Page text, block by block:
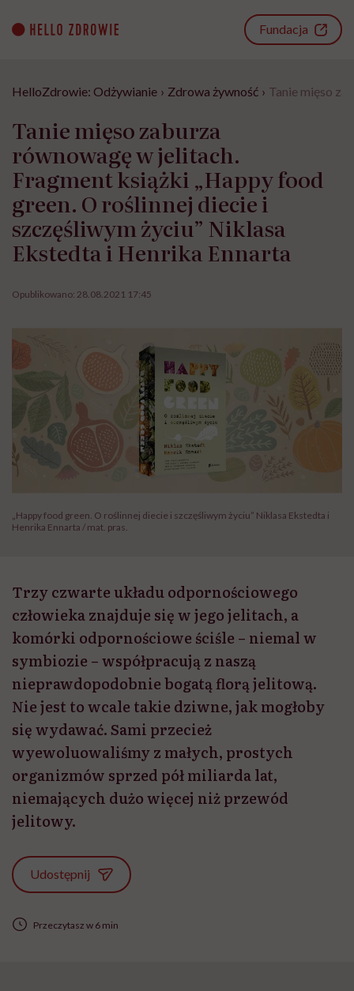
content
Fundacja
HelloZdrowie: Odżywianie › Zdrowa żywność › Tanie mięso
Tanie mięso zaburza
równowagę w jelitach.
Fragment książki „Happy food
green. O roślinnej diecie i
szczęśliwym życiu” Niklasa
Ekstedta i Henrika Ennarta
Opublikowano: 28.08.2021 17:45
„Happy food green. O roślinnej diecie i szczęśliwym życiu” Niklasa Ekstedta i
Henrika Ennarta / mat. pras.
Trzy czwarte układu odpornościowego
człowieka znajduje się w jego jelitach, a
komórki odpornościowe ściśle – niemal w
symbiozie – współpracują z naszą
nieprawdopodobnie bogatą florą jelitową.
Nie jest to wcale takie dziwne, jak mogłoby
się wydawać. Sami przecież
wyewoluowaliśmy z małych, prostych
organizmów sprzed pół miliarda lat,
niemających dużo więcej niż przewód
jelitowy.
Udostępnij
Przeczytasz w 6 min